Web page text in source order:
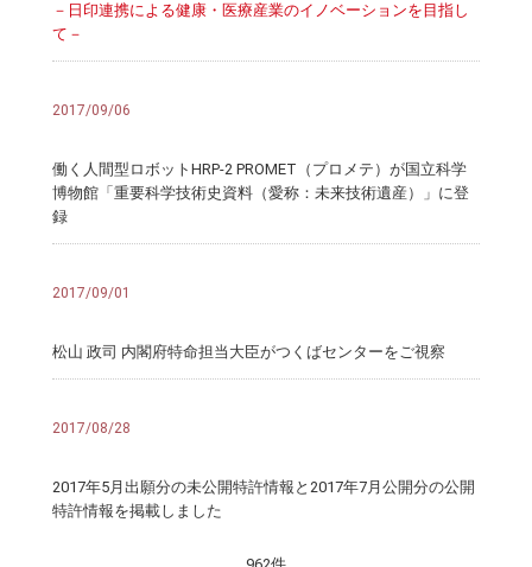
－日印連携による健康・医療産業のイノベーションを目指し
て－
2017/09/06
働く人間型ロボットHRP-2 PROMET（プロメテ）が国立科学
博物館「重要科学技術史資料（愛称：未来技術遺産）」に登
録
2017/09/01
松山 政司 内閣府特命担当大臣がつくばセンターをご視察
2017/08/28
2017年5月出願分の未公開特許情報と2017年7月公開分の公開
特許情報を掲載しました